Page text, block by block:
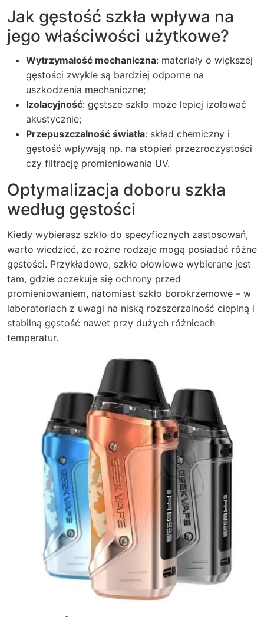
Jak gęstość szkła wpływa na
jego właściwości użytkowe?
Wytrzymałość mechaniczna: materiały o większej
gęstości zwykle są bardziej odporne na
uszkodzenia mechaniczne;
Izolacyjność: gęstsze szkło może lepiej izolować
akustycznie;
Przepuszczalność światła: skład chemiczny i
gęstość wpływają np. na stopień przezroczystości
czy filtrację promieniowania UV.
Optymalizacja doboru szkła
według gęstości
Kiedy wybierasz szkło do specyficznych zastosowań,
warto wiedzieć, że rożne rodzaje mogą posiadać różne
gęstości. Przykładowo, szkło ołowiowe wybierane jest
tam, gdzie oczekuje się ochrony przed
promieniowaniem, natomiast szkło borokrzemowe – w
laboratoriach z uwagi na niską rozszerzalność cieplną i
stabilną gęstość nawet przy dużych różnicach
temperatur.